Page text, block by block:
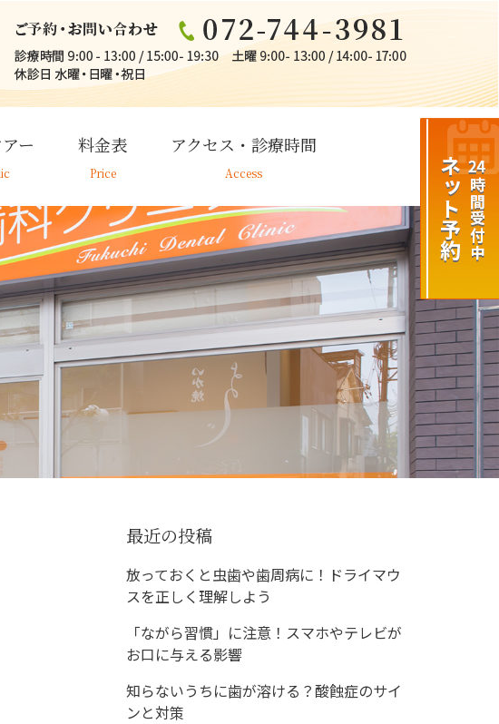
ー 料金表 アクセス・診療時間
最近の投稿
放っておくと虫歯や歯周病に！ドライマウ
スを正しく理解しよう
「ながら習慣」に注意！スマホやテレビが
お口に与える影響
知らないうちに歯が溶ける？酸蝕症のサイ
ンと対策